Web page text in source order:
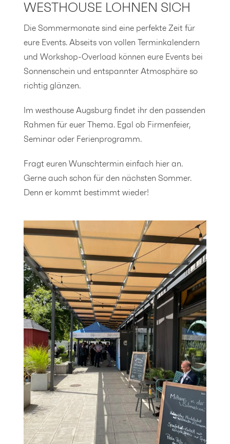
WESTHOUSE LOHNEN SICH
Die Sommermonate sind eine perfekte Zeit für
eure Events. Abseits von vollen Terminkalendern
und Workshop-Overload können eure Events bei
Sonnenschein und entspannter Atmosphäre so
richtig glänzen.
Im westhouse Augsburg findet ihr den passenden
Rahmen für euer Thema. Egal ob Firmenfeier,
Seminar oder Ferienprogramm.
Fragt euren Wunschtermin einfach hier an.
Gerne auch schon für den nächsten Sommer.
Denn er kommt bestimmt wieder!